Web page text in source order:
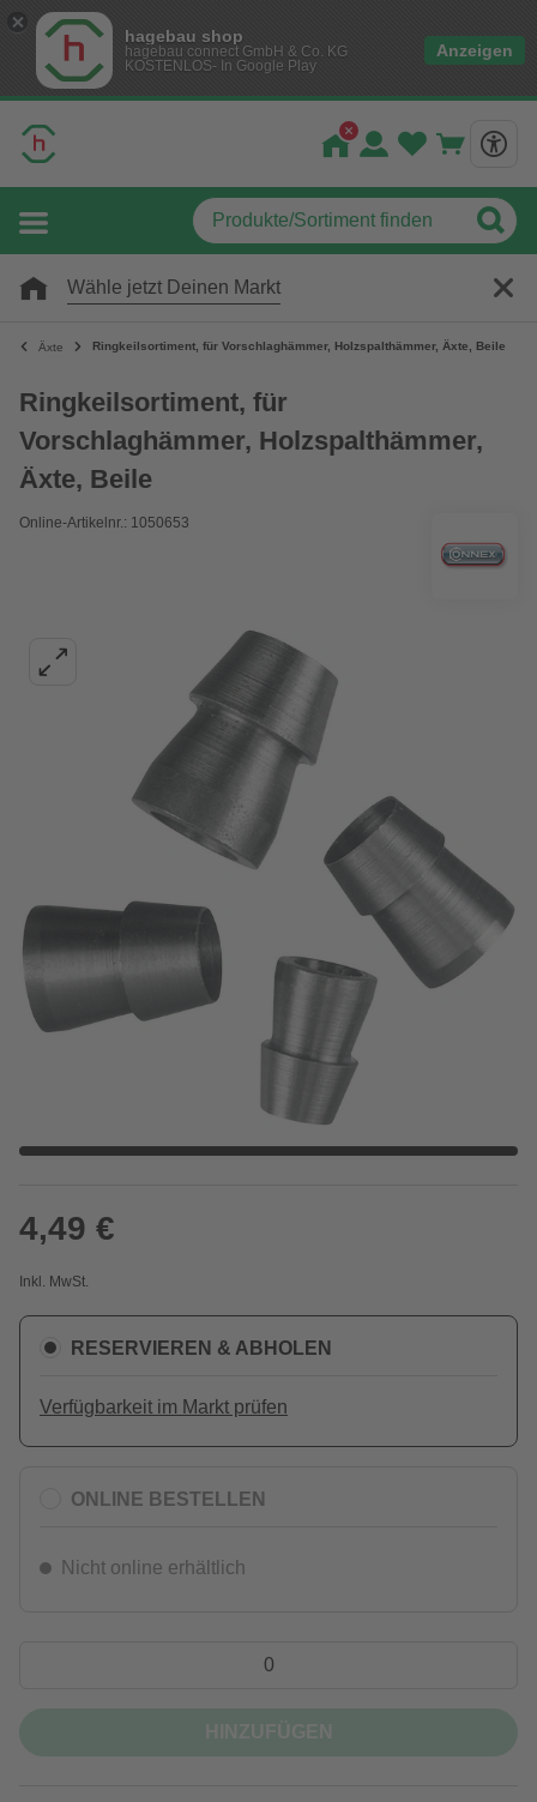
hagebau shop
hagebau connect GmbH & Co. KG
KOSTENLOS- In Google Play
Anzeigen
Wähle jetzt Deinen Markt
Äxte Ringkeilsortiment, für Vorschlaghämmer, Holzspalthämmer, Äxte, Beile
Ringkeilsortiment, für
Vorschlaghämmer, Holzspalthämmer,
Äxte, Beile
Online-Artikelnr.: 1050653
4,49 €
Inkl. MwSt.
RESERVIEREN & ABHOLEN
Verfügbarkeit im Markt prüfen
ONLINE BESTELLEN
Nicht online erhältlich